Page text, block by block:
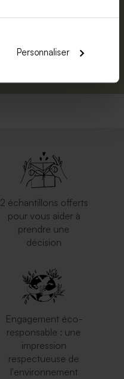
Personnaliser
2 échantillons offerts
pour vous aider à
prendre une
décision
Engagement éco-
responsable : une
impression
respectueuse de
l'environnement